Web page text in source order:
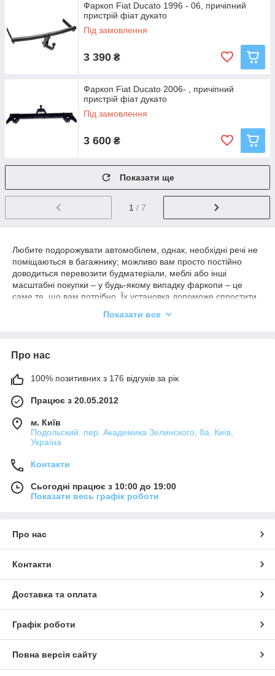
Фаркоп Fiat Ducato 1996 - 06, причіпний
пристрій фіат дукато
Під замовлення
3 390 ₴
Фаркоп Fiat Ducato 2006- , причіпний
пристрій фіат дукато
Під замовлення
3 600 ₴
Показати ще
1 / 7
Любите подорожувати автомобілем, однак, необхідні речі не
поміщаються в багажнику; можливо вам просто постійно
доводиться перевозити будматеріали, меблі або інші
масштабні покупки – у будь-якому випадку фаркопи – це
саме те, що вам потрібно. Їх установка допоможе спростити
зможете відправитися в комфортну дальню поїздку з
друзями. Крім того, такий пристрій є додатковим захистом
бампера.
Фаркопи – це найважливіший зв'язуючий пристрій між
високі вимоги. Тож до вибору таких запчастин варто
поставитися досить серйозно. Необхідно враховувати
можливі навантаження, тип кріплення, визначитися із
необхідним видом. Допомогти з таким рішенням вам
матимуть змогу спеціалісти інтернет-магазину «Світ
АвтоТюнінгу». Тут представлено широкий асортимент різних
моделей. Всі товари сертифіковані і пройшли перевірку, а
Показати все
Про нас
100% позитивних з 176 відгуків за рік
Працює з 20.05.2012
м. Київ
Подольский, пер. Академика Зелинского, 8а, Київ,
Україна
Контакти
Сьогодні працює з 10:00 до 19:00
Показати весь графік роботи
Про нас
Контакти
Доставка та оплата
Графік роботи
Повна версія сайту